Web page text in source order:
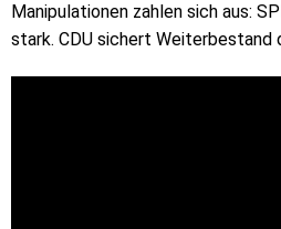
Manipulationen zahlen sich aus:
stark. CDU sichert Weiterbestand